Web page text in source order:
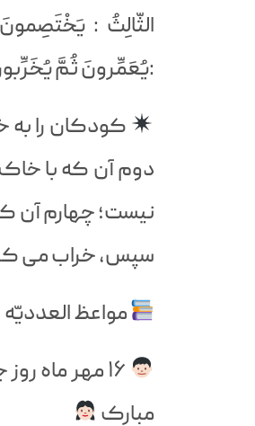
الثّالِثُ :
:يُعَمِّرونَ ثُمَّ
کودکان را به
دوم آن که با
نیست؛ چهارم آن
سپس، خراب می
مواعظ العدديّه ،
۱۶ مهر ماه
مبارک